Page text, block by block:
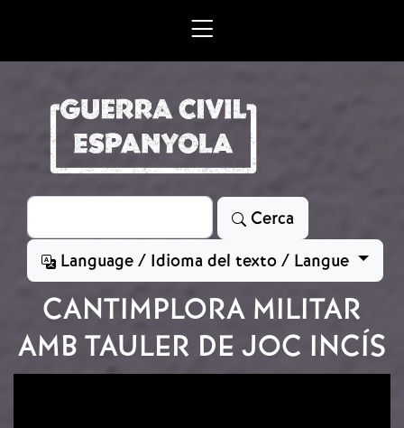
Cerca
Cerca
Language / Idioma del texto / Langue
CANTIMPLORA MILITAR
AMB TAULER DE JOC INCÍS